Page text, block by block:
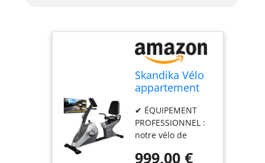
capteurs de pouls
manuels situés sur
les poignées. ✔
: l'ergomètre
possède des
roulettes de
transport
pratiques qui
déplacer
Skandika Vélo
appartement
Centaurus,
Vélo Couché,
32 Niveaux de
✔ ÉQUIPEMENT
PROFESSIONNEL :
notre vélo de
masse d'inertie de
999,00 €